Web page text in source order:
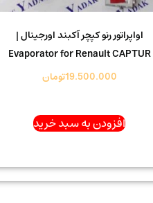
اواپراتور رنو کپچر آکبند اورجینال |
Evaporator for Renault CAPTUR
19.500.000تومان
افزودن به سبد خرید